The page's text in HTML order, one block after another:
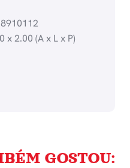
x 2.00 (A x L x P)
GOSTOU: